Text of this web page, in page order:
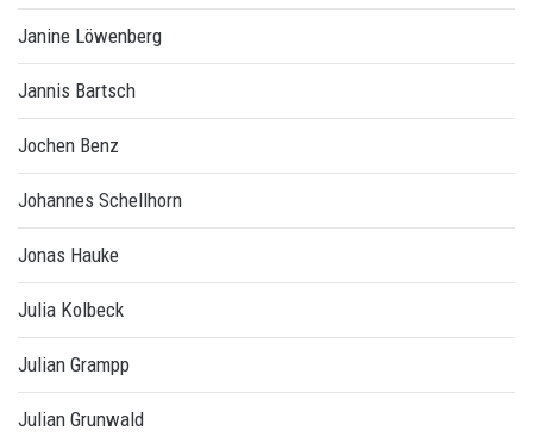
Janine Löwenberg
Jannis Bartsch
Jochen Benz
Johannes Schellhorn
Jonas Hauke
Julia Kolbeck
Julian Grampp
Julian Grunwald